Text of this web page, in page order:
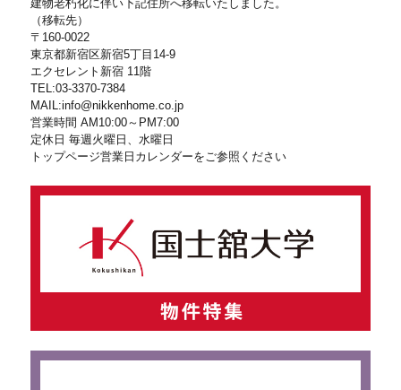
ペ
ー
ジ
送
り
建物老朽化に伴い下記住所へ移転いたしました。
（移転先）
〒160-0022
東京都新宿区新宿5丁目14-9
エクセレント新宿 11階
TEL:03-3370-7384
MAIL:info@nikkenhome.co.jp
営業時間 AM10:00～PM7:00
定休日 毎週火曜日、水曜日
トップページ営業日カレンダーをご参照ください